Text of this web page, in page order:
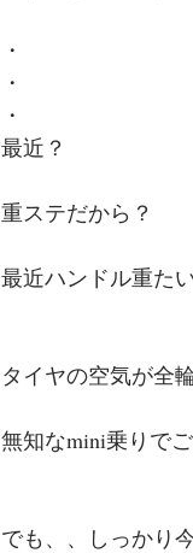
・
・
・
最近？
重ステだから？
最近ハンドル重た
タイヤの空気が全
無知なmini乗りで
でも、、しっかり